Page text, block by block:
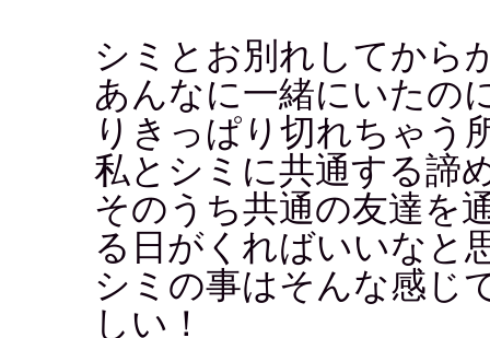
シミとお別れしてから
あんなに一緒にいたの
りきっぱり切れちゃう
私とシミに共通する諦
そのうち共通の友達を
る日がくればいいなと
シミの事はそんな感じ
しい！